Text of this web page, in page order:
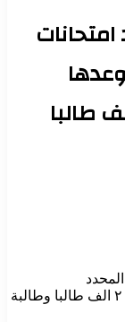
موعدها
و تسجيل اكثر من ٢٠٠ الف طالبا
وكيل وزارة التربية يعلن عن تسجيل اكثر من ٢٠٠ الف طالبا وطالبة